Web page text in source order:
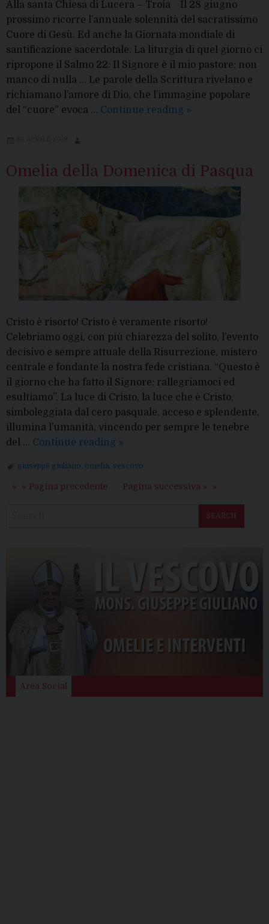
Alla santa Chiesa di Lucera – Troia Il 28 giugno
prossimo ricorre l’annuale solennità del sacratissimo
Cuore di Gesù. Ed anche la Giornata mondiale di
santificazione sacerdotale. La liturgia di quel giorno ci
ripropone il Salmo 22: Il Signore è il mio pastore: non
manco di nulla … Le parole della Scrittura rivelano e
richiamano l’amore di Dio, che l’immagine popolare
del “cuore” evoca … Continue reading Avviso
del
sacratissimo
di
»
Omelia della Domenica di Pasqua
Cristo è risorto! Cristo è veramente risorto!
Celebriamo oggi, con più chiarezza del solito, l’evento
decisivo e sempre attuale della Risurrezione, mistero
centrale e fondante la nostra fede cristiana. “Questo è
il giorno che ha fatto il Signore: rallegriamoci ed
esultiamo”. La luce di Cristo, la luce che è Cristo,
simboleggiata dal cero pasquale, acceso e splendente,
illumina l’umanità, vincendo per sempre le tenebre
del … Continue reading Omelia
Domenica
di
»
giuseppe giuliano omelia vescovo
« Pagina precedente Pagina successiva »
SEARCH
Area Social